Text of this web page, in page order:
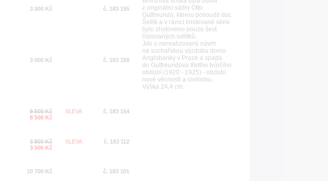
3 000 Kč č. 183 155
3 000 Kč č. 183 159
9 500 Kč
8 500 Kč
SLEVA č. 183 154
3 900 Kč
3 500 Kč
SLEVA č. 183 112
10 700 Kč č. 183 101
z originální sádry Otto
Gutfreunda, kterou posoudil doc.
Šetlík a v rámci limitované série
bylo zhotoveno pouze šest
číslovaných odlitků.
Jde o nerealizovaný návrh
na sochařskou výzdobu domu
Anglobanky v Praze a spadá
do Gutfreundova třetího tvůrčího
období (1920 - 1925) - období
nové věcnosti a civilismu.
Výška 24,4 cm.